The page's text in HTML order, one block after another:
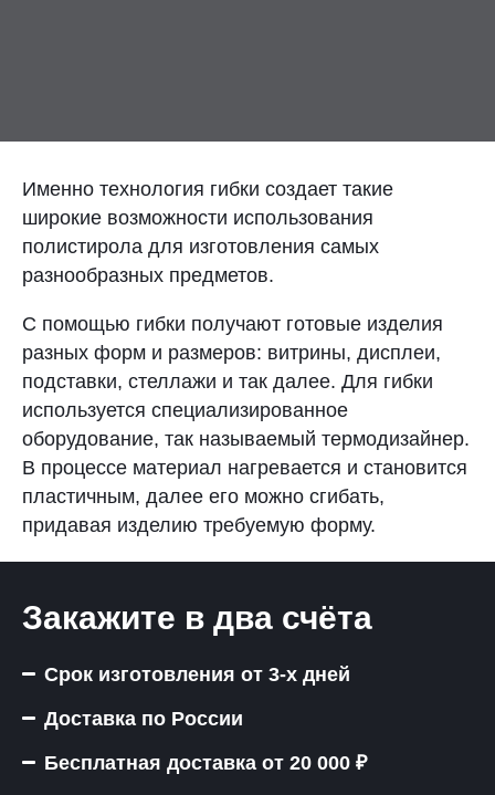
НИЖНИЙ НОВГОРОД
sale@plastikam.ru
Именно технология гибки создает такие
широкие возможности использования
полистирола для изготовления самых
разнообразных предметов.
С помощью гибки получают готовые изделия
разных форм и размеров: витрины, дисплеи,
подставки, стеллажи и так далее. Для гибки
используется специализированное
оборудование, так называемый термодизайнер.
В процессе материал нагревается и становится
пластичным, далее его можно сгибать,
придавая изделию требуемую форму.
Закажите в два счёта
Срок изготовления от 3-х дней
Доставка по России
Бесплатная доставка от 20 000 ₽